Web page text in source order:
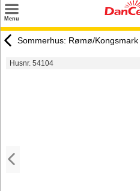
Menu
Tilbud
Sommerhus: Rømø/Kongsmark
Husnr. 54104